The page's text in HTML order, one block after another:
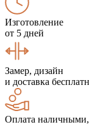
Изготовление
от 5 дней
Замер, дизайн
и доставка
Оплата наличными,